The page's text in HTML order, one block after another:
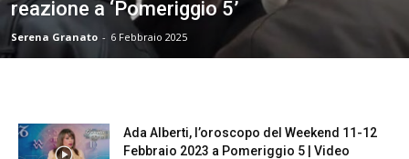
reazione a ‘Pomeriggio 5’
Serena Granato - 6 Febbraio 2025
Ada Alberti, l’oroscopo del Weekend 11-12
Febbraio 2023 a Pomeriggio 5 | Video